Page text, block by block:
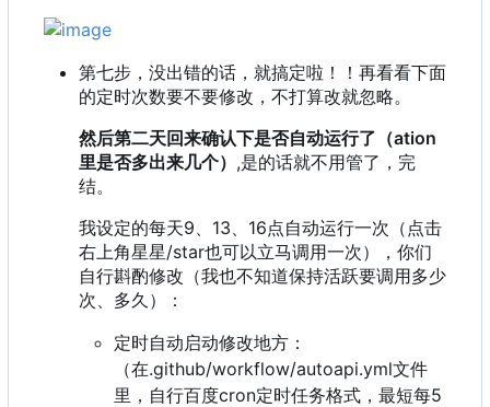
第七步，没出错的话，就搞定啦！！再看看下面
的定时次数要不要修改，不打算改就忽略。
然后第二天回来确认下是否自动运行了（ation
里是否多出来几个） ,是的话就不用管了，完
结。
我设定的每天9、13、16点自动运行一次（点击
右上角星星/star也可以立马调用一次），你们
自行斟酌修改（我也不知道保持活跃要调用多少
次、多久）：
定时自动启动修改地方：
（在.github/workflow/autoapi.yml文件
里，自行百度cron定时任务格式，最短每5